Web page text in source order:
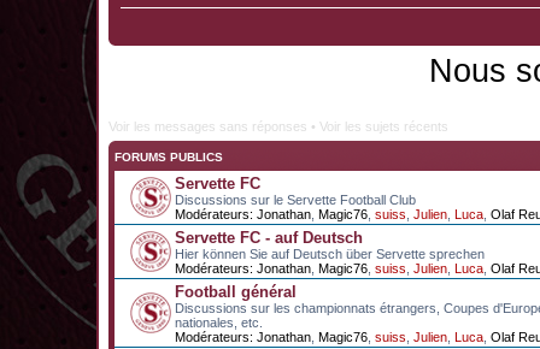
Nous
Voir les messages sans réponses • Voir les sujets récents
FORUMS PUBLICS
Servette FC
Discussions sur le Servette Football Club
Modérateurs: Jonathan Magic76 suiss Julien Luca Olaf
Servette FC - auf Deutsch
Hier können Sie auf Deutsch über Servette sprechen
Modérateurs: Jonathan Magic76 suiss Julien Luca Olaf
Football général
Discussions sur les championnats étrangers, Coupes
nationales, etc.
Modérateurs: Jonathan Magic76 suiss Julien Luca Olaf